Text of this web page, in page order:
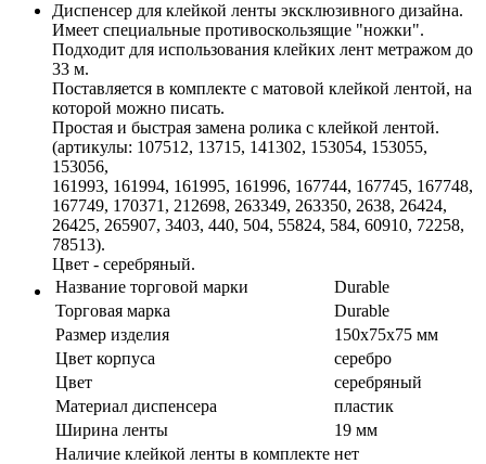
Диспенсер для клейкой ленты эксклюзивного дизайна.
Имеет специальные противоскользящие "ножки".
Подходит для использования клейких лент метражом до
33 м.
Поставляется в комплекте с матовой клейкой лентой, на
которой можно писать.
Простая и быстрая замена ролика с клейкой лентой.
(артикулы: 107512, 13715, 141302, 153054, 153055,
153056,
161993, 161994, 161995, 161996, 167744, 167745, 167748,
167749, 170371, 212698, 263349, 263350, 2638, 26424,
26425, 265907, 3403, 440, 504, 55824, 584, 60910, 72258,
78513).
Цвет - серебряный.
Название торговой марки
Durable
Торговая марка
Durable
Размер изделия
150х75х75 мм
Цвет корпуса
серебро
Цвет
серебряный
Материал диспенсера
пластик
Ширина ленты
19 мм
Наличие клейкой ленты в комплекте нет